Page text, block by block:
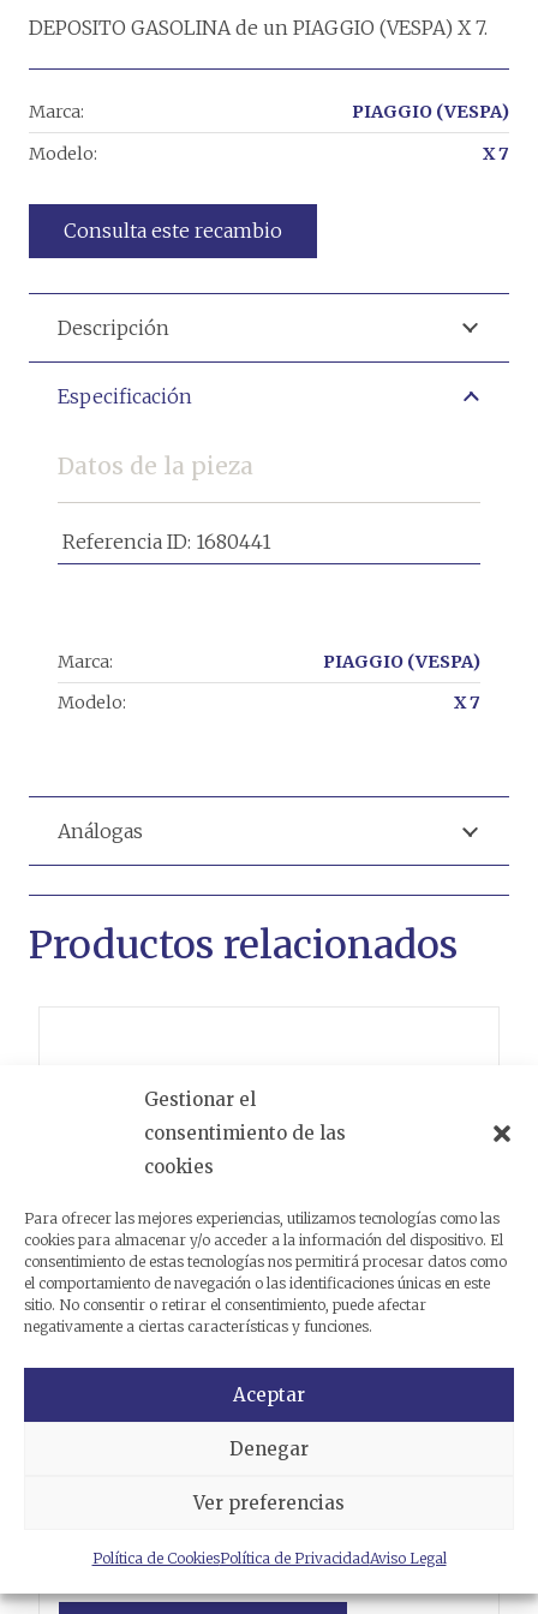
Gestionar el
consentimiento de las
cookies
Para ofrecer las mejores experiencias, utilizamos tecnologías como las
cookies para almacenar y/o acceder a la información del dispositivo. El
consentimiento de estas tecnologías nos permitirá procesar datos como
el comportamiento de navegación o las identificaciones únicas en este
sitio. No consentir o retirar el consentimiento, puede afectar
negativamente a ciertas características y funciones.
Aceptar
Denegar
Ver preferencias
Política de CookiesPolítica de PrivacidadAviso Legal
DEPOSITO GASOLINA de un PIAGGIO (VESPA) X 7.
Consulta este recambio
Marca:
PIAGGIO (VESPA)
Modelo:
X 7
Descripción
Especificación
Datos de la pieza
Referencia ID: 1680441
Marca:
PIAGGIO (VESPA)
Modelo:
X 7
Análogas
Productos relacionados
CERRADURA ASIENTO
PIAGGIO (VESPA)X 7